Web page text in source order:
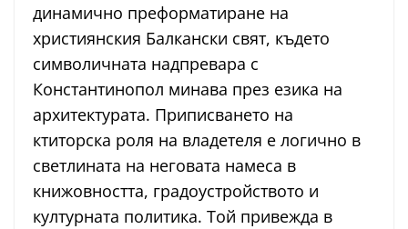
динамично преформатиране на
християнския Балкански свят, където
символичната надпревара с
Константинопол минава през езика на
архитектурата. Приписването на
ктиторска роля на владетеля е логично в
светлината на неговата намеса в
книжовността, градоустройството и
културната политика. Той привежда в